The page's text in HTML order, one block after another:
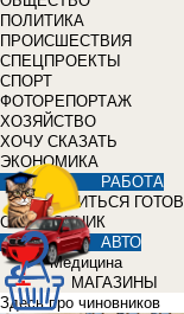
ПОЛИТИКА
ПРОИСШЕСТВИЯ
СПЕЦПРОЕКТЫ
СПОРТ
ФОТОРЕПОРТАЖ
ХОЗЯЙСТВО
ХОЧУ СКАЗАТЬ
ЭКОНОМИКА
РАБОТА
УЧИТЬСЯ ГОТОВ
СПРАВОЧНИК
АВТО
Медицина
МАГАЗИНЫ
Здесь про чиновников